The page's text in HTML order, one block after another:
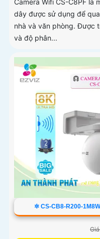
dây được sử dụng để
nhà và văn phòng. Được
và độ phân...
✲ CS-CB8-R200-